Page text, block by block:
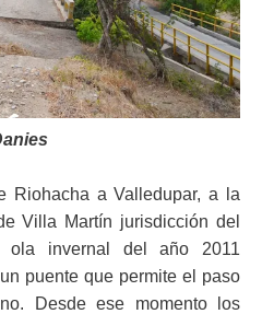
pro
gra
Riohacha a Valledupar, a la
Villa Martín jurisdicción del
ola invernal del año 2011
puente que permite el paso
Desde ese momento los